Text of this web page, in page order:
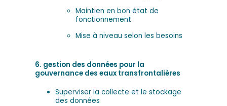
Maintien en bon état de
fonctionnement
Mise à niveau selon les besoins
6. gestion des données pour la
gouvernance des eaux transfrontalières
Superviser la collecte et le stockage
des données